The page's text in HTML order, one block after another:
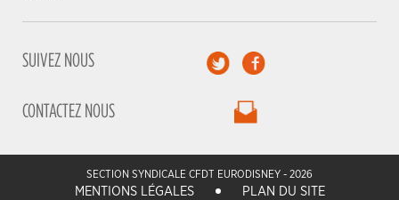
SUIVEZ NOUS
CONTACTEZ NOUS
SECTION SYNDICALE CFDT EURODISNEY - 2026
MENTIONS LÉGALES PLAN DU SITE